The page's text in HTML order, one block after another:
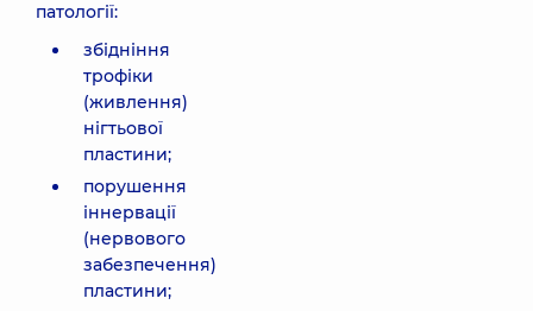
патології:
збідніння
трофіки
(живлення)
нігтьової
пластини;
порушення
іннервації
(нервового
забезпечення)
пластини;